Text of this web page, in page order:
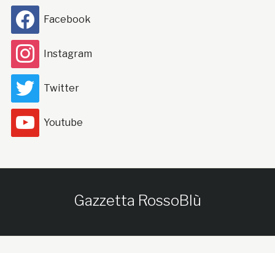
Facebook
Instagram
Twitter
Youtube
Gazzetta RossoBlù